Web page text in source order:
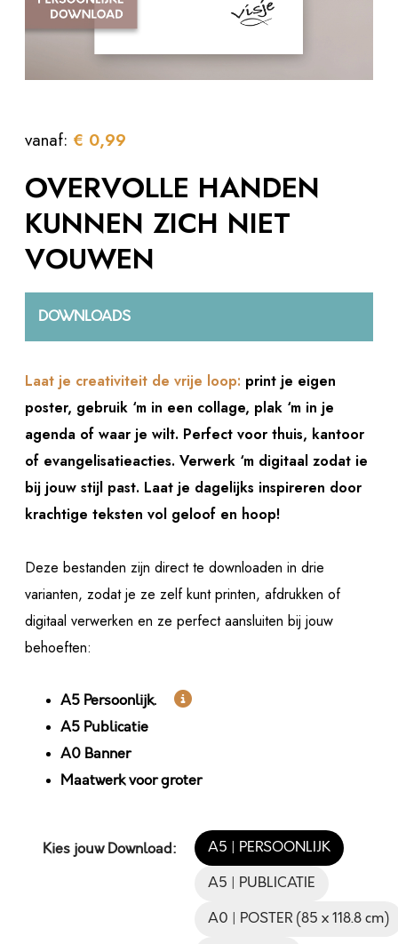
vanaf: € 0,99
OVERVOLLE HANDEN
KUNNEN ZICH NIET
VOUWEN
DOWNLOADS
Laat je creativiteit de vrije loop: print je eigen
poster, gebruik ‘m in een collage, plak ‘m in je
agenda of waar je wilt. Perfect voor thuis, kantoor
of evangelisatieacties. Verwerk ‘m digitaal zodat ie
bij jouw stijl past. Laat je dagelijks inspireren door
krachtige teksten vol geloof en hoop!
Deze bestanden zijn direct te downloaden in drie
varianten, zodat je ze zelf kunt printen, afdrukken of
digitaal verwerken en ze perfect aansluiten bij jouw
behoeften:
A5 Persoonlijk. 
A5 Publicatie
A0 Banner
Maatwerk voor groter
Kies jouw Download: A5 | PERSOONLIJK
A5 | PUBLICATIE
A0 | POSTER (85 x 118.8 cm)